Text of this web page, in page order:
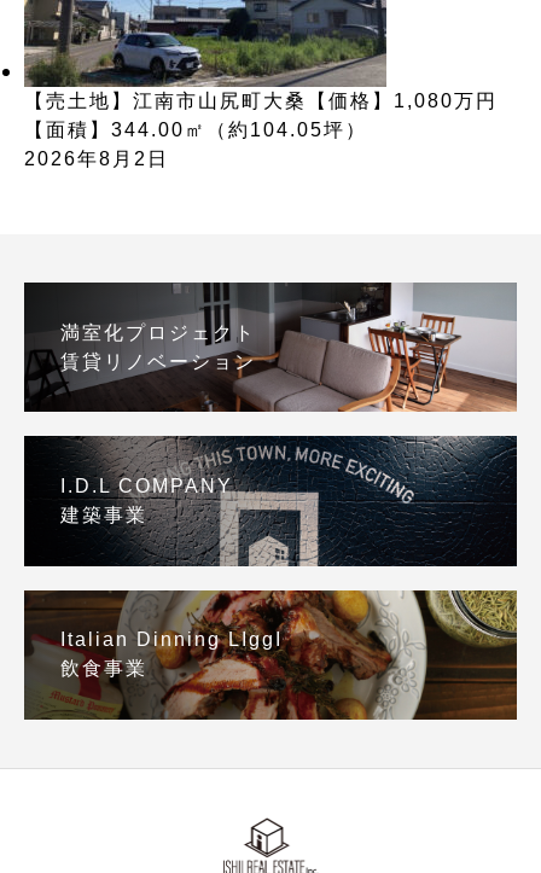
【売土地】江南市山尻町大桑【価格】1,080万円
【面積】344.00㎡（約104.05坪）
2026年8月2日
満室化プロジェクト
賃貸リノベーション
I.D.L COMPANY
建築事業
Italian Dinning LIggI
飲食事業